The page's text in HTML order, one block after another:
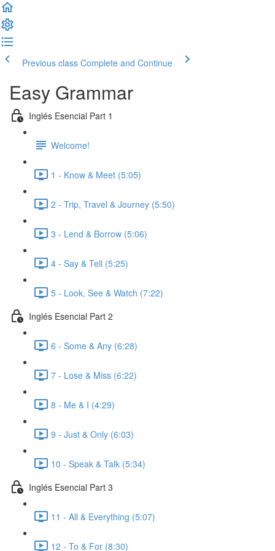
Previous class Complete and Continue
Easy Grammar
Inglés Esencial Part 1
Welcome!
1 - Know & Meet (5:05)
2 - Trip, Travel & Journey (5:50)
3 - Lend & Borrow (5:06)
4 - Say & Tell (5:25)
5 - Look, See & Watch (7:22)
Inglés Esencial Part 2
6 - Some & Any (6:28)
7 - Lose & Miss (6:22)
8 - Me & I (4:29)
9 - Just & Only (6:03)
10 - Speak & Talk (5:34)
Inglés Esencial Part 3
11 - All & Everything (5:07)
12 - To & For (8:30)